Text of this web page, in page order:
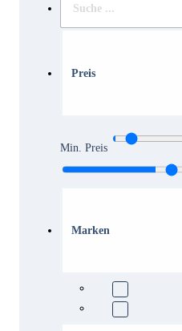
Preis
Min. Preis
Marken